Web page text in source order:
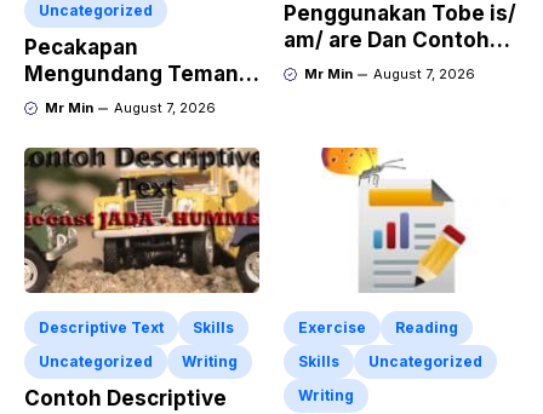
Uncategorized
Pecakapan
Mengundang Teman
ke Acara Pesta Ulang
Invitation” Dalam
Bahasa Inggris
Mr Min August 7, 2026
Penggunakan Tobe is/
am/ are Dan Contoh
Kalimat Bahasa
Mr Min August 7, 2026
Descriptive Text
Skills
Uncategorized
Writing
Contoh Descriptive
Exercise
Reading
Skills
Uncategorized
Writing